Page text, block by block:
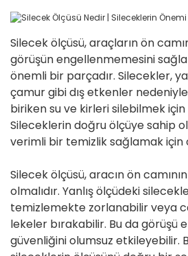
Silecek ölçüsü, araçların ön
görüşün engellenmemesini
önemli bir parçadır. Silecekler,
çamur gibi dış etkenler
biriken su ve kirleri silebilmek için
Sileceklerin doğru ölçüye sahip
verimli bir temizlik sağlamak için
Silecek ölçüsü, aracın ön
olmalıdır. Yanlış ölçüdeki
temizlemekte zorlanabilir veya
lekeler bırakabilir. Bu da görüşü
güvenliğini olumsuz etkileyebilir.